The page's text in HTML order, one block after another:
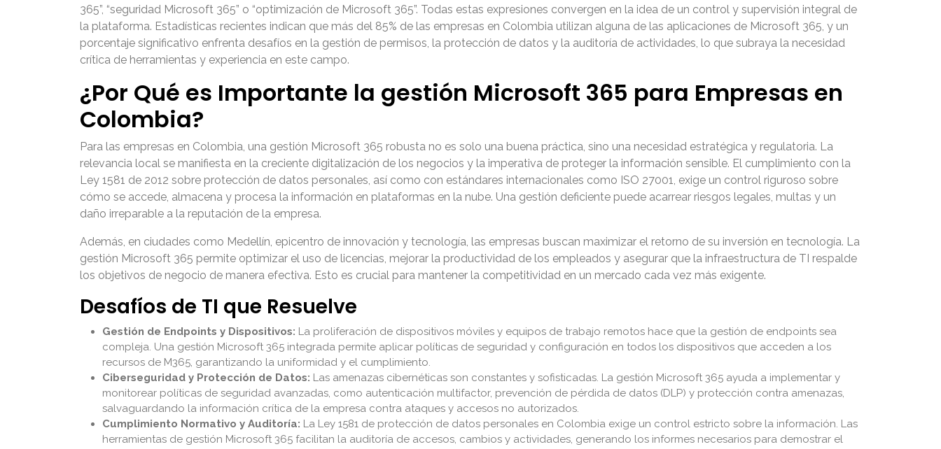
365”, “seguridad Microsoft 365” o “optimización de Microsoft 365”. Todas estas expresiones convergen en la idea de un control y supervisión integral de
la plataforma. Estadísticas recientes indican que más del 85% de las empresas en Colombia utilizan alguna de las aplicaciones de Microsoft 365, y un
porcentaje significativo enfrenta desafíos en la gestión de permisos, la protección de datos y la auditoría de actividades, lo que subraya la necesidad
crítica de herramientas y experiencia en este campo.
¿Por Qué es Importante la gestión Microsoft 365 para Empresas en
Colombia?
Para las empresas en Colombia, una gestión Microsoft 365 robusta no es solo una buena práctica, sino una necesidad estratégica y regulatoria. La
relevancia local se manifiesta en la creciente digitalización de los negocios y la imperativa de proteger la información sensible. El cumplimiento con la
Ley 1581 de 2012 sobre protección de datos personales, así como con estándares internacionales como ISO 27001, exige un control riguroso sobre
cómo se accede, almacena y procesa la información en plataformas en la nube. Una gestión deficiente puede acarrear riesgos legales, multas y un
daño irreparable a la reputación de la empresa.
Además, en ciudades como Medellín, epicentro de innovación y tecnología, las empresas buscan maximizar el retorno de su inversión en tecnología. La
gestión Microsoft 365 permite optimizar el uso de licencias, mejorar la productividad de los empleados y asegurar que la infraestructura de TI respalde
los objetivos de negocio de manera efectiva. Esto es crucial para mantener la competitividad en un mercado cada vez más exigente.
Desafíos de TI que Resuelve
Gestión de Endpoints y Dispositivos: La proliferación de dispositivos móviles y equipos de trabajo remotos hace que la gestión de endpoints sea
compleja. Una gestión Microsoft 365 integrada permite aplicar políticas de seguridad y configuración en todos los dispositivos que acceden a los
recursos de M365, garantizando la uniformidad y el cumplimiento.
Ciberseguridad y Protección de Datos: Las amenazas cibernéticas son constantes y sofisticadas. La gestión Microsoft 365 ayuda a implementar y
monitorear políticas de seguridad avanzadas, como autenticación multifactor, prevención de pérdida de datos (DLP) y protección contra amenazas,
salvaguardando la información crítica de la empresa contra ataques y accesos no autorizados.
Cumplimiento Normativo y Auditoría: La Ley 1581 de protección de datos personales en Colombia exige un control estricto sobre la información. Las
herramientas de gestión Microsoft 365 facilitan la auditoría de accesos, cambios y actividades, generando los informes necesarios para demostrar el